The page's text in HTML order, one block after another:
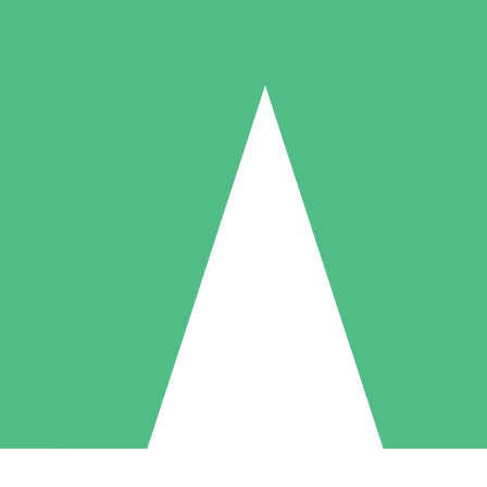
Individuelle Credit-Pakete
nach Bedarf mit Download-Credits. Keine monatliche Verpflichtung